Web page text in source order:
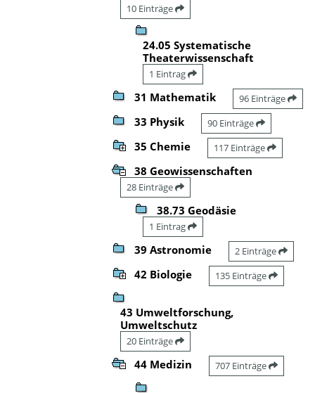
10 Einträge
24.05 Systematische
Theaterwissenschaft
1 Eintrag
31 Mathematik 96 Einträge
33 Physik 90 Einträge
35 Chemie 117 Einträge
38 Geowissenschaften
28 Einträge
38.73 Geodäsie
1 Eintrag
39 Astronomie 2 Einträge
42 Biologie 135 Einträge
43 Umweltforschung,
Umweltschutz
20 Einträge
44 Medizin 707 Einträge